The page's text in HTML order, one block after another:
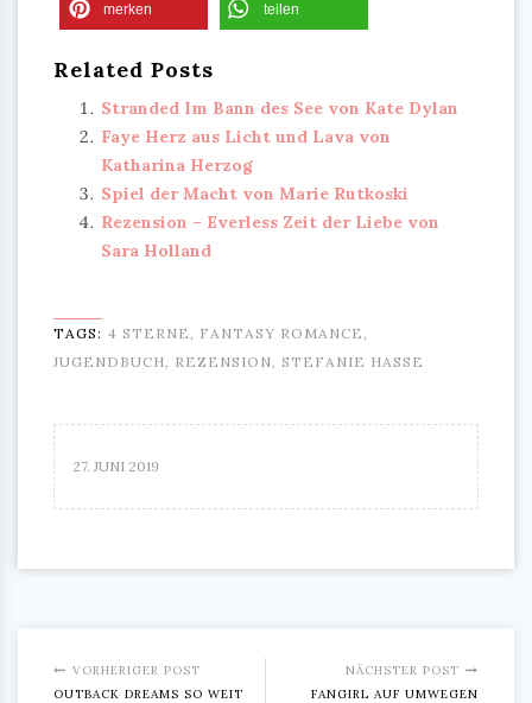
merken teilen
Related Posts
Stranded Im Bann des See von Kate Dylan
Faye Herz aus Licht und Lava von
Katharina Herzog
Spiel der Macht von Marie Rutkoski
Rezension – Everless Zeit der Liebe von
Sara Holland
TAGS: 4 STERNE, FANTASY ROMANCE,
JUGENDBUCH, REZENSION, STEFANIE HASSE
27. JUNI 2019
VORHERIGER POST
OUTBACK DREAMS SO WEIT
NÄCHSTER POST
FANGIRL AUF UMWEGEN